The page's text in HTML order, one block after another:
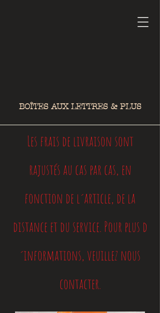
BOÎTES AUX LETTRES & PLUS
Les frais de livraison sont
rajustés au cas par cas, en
fonction de l´article, de la
distance et du service. Pour plus d
´informations, veuillez nous
contacter.